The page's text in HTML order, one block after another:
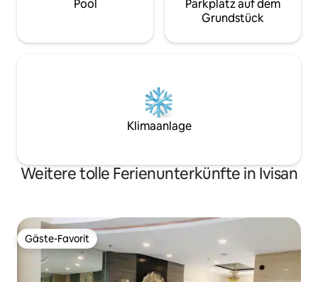
Pool
Parkplatz auf dem
Grundstück
Klimaanlage
Weitere tolle Ferienunterkünfte in Ivisan
Gäste-Favorit
Gäste-Favorit